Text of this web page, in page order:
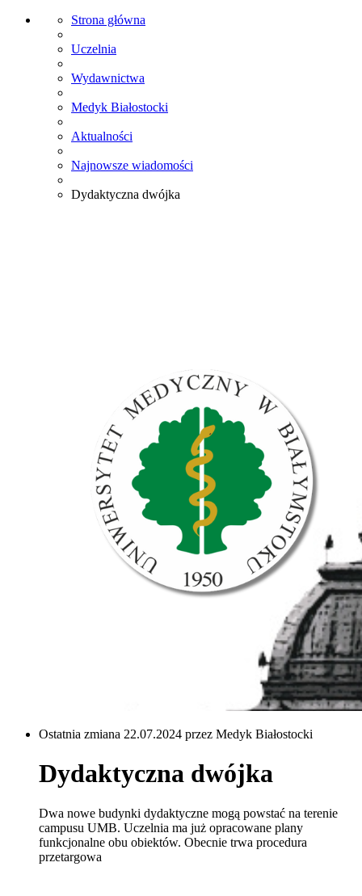
Strona główna
Uczelnia
Wydawnictwa
Medyk Białostocki
Aktualności
Najnowsze wiadomości
Dydaktyczna dwójka
Ostatnia zmiana 22.07.2024 przez Medyk Białostocki
Dydaktyczna dwójka
Dwa nowe budynki dydaktyczne mogą powstać na terenie
campusu UMB. Uczelnia ma już opracowane plany
funkcjonalne obu obiektów. Obecnie trwa procedura
przetargowa